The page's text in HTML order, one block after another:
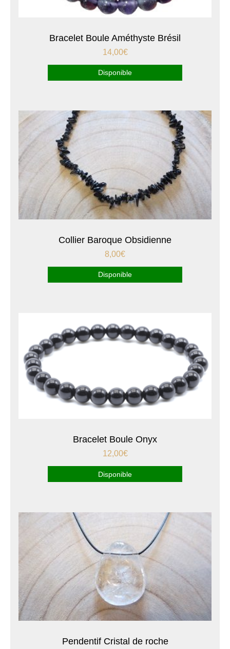
Bracelet Boule Améthyste Brésil
14,00€
Disponible
Collier Baroque Obsidienne
8,00€
Disponible
Bracelet Boule Onyx
12,00€
Disponible
Pendentif Cristal de roche